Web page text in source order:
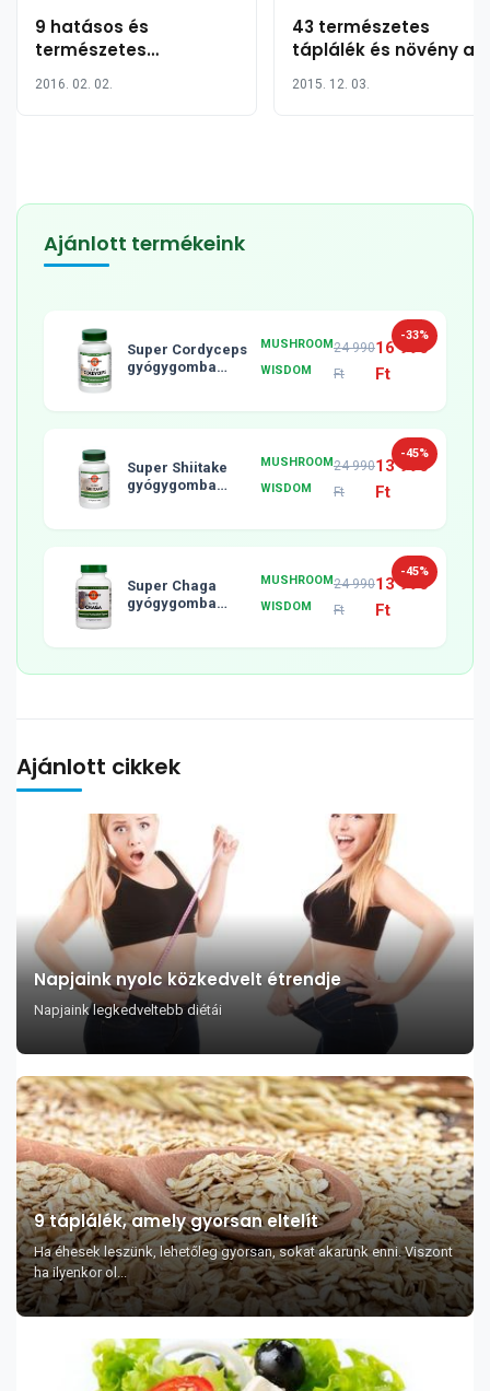
9 hatásos és
természetes
beszerezhető
2016. 02. 02.
43 természetes
táplálék és növény a
influenza kezelésére
2015. 12. 03.
Ajánlott termékeink
-33%
Super Cordyceps
gyógygomba
MUSHROOM
WISDOM
24 990
Ft
16 990
Ft
-45%
Super Shiitake
gyógygomba
MUSHROOM
WISDOM
24 990
Ft
13 990
Ft
-45%
Super Chaga
gyógygomba
MUSHROOM
WISDOM
24 990
Ft
13 990
Ft
Ajánlott cikkek
Napjaink nyolc közkedvelt étrendje
Napjaink legkedveltebb diétái
9 táplálék, amely gyorsan eltelít
Ha éhesek leszünk, lehetőleg gyorsan, sokat akarunk enni. Viszont
ha ilyenkor ol...